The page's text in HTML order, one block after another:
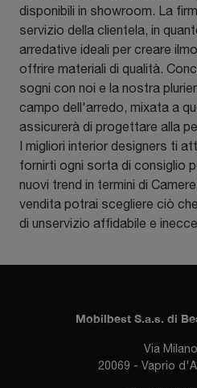
disponibili in showroom. La
servizio della clientela, in
arredative ideali per creare
offrire materiali di qualità.
sogni con noi e la nostra
campo dell'arredo, mixata a
assicurerà di progettare alla
I migliori interior designers ti
fornirti ogni sorta di consiglio
nuovi trend in termini di
vendita potrai scegliere ciò
di unservizio affidabile e
Mobilbest S.a.s. di
Via
20069 - Vaprio